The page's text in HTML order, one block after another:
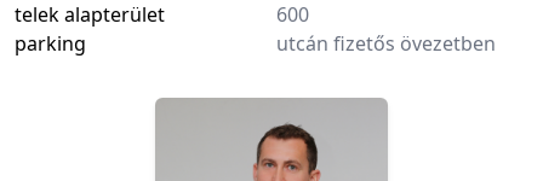
telek alapterület
600
parking
utcán fizetős övezetben